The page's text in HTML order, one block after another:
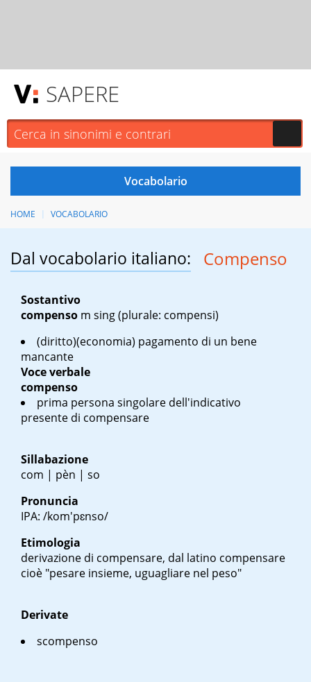
SAPERE
HOME VOCABOLARIO
Dal vocabolario italiano: Compenso
Sostantivo
compenso m sing(plurale: compensi)
(diritto)(economia) pagamento di un bene
mancante
Voce verbale
compenso
prima persona singolare dell'indicativo
presente di compensare
Sillabazione
com | pèn | so
Pronuncia
IPA: /kom'pɛnso/
Etimologia
derivazione di compensare, dal latino compensare
cioè "pesare insieme, uguagliare nel peso"
Derivate
scompenso